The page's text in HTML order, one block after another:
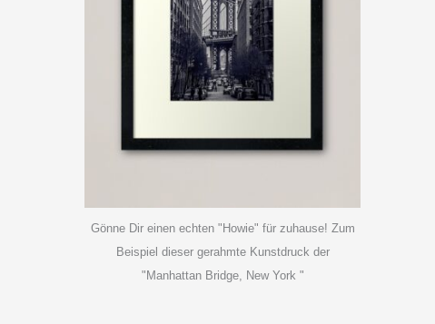
Gönne Dir einen echten "Howie" für zuhause! Zum
Beispiel dieser gerahmte Kunstdruck der
"Manhattan Bridge, New York "